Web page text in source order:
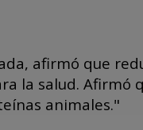
afirmó que
la salud. Afirmó
animales."